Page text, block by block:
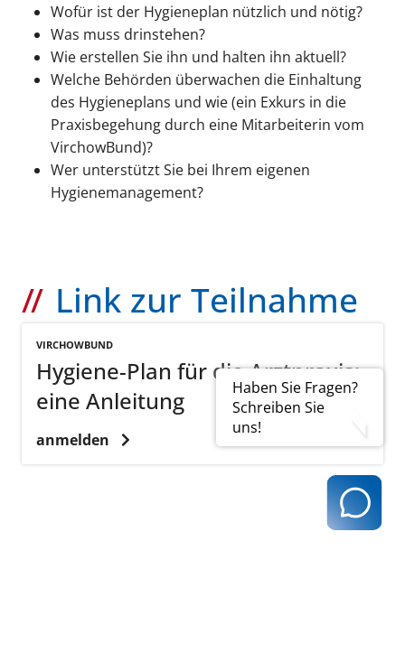
Haben Sie Fragen?
Schreiben Sie
uns!
Wofür ist der Hygieneplan nützlich und nötig?
Was muss drinstehen?
Wie erstellen Sie ihn und halten ihn aktuell?
Welche Behörden überwachen die Einhaltung
des Hygieneplans und wie (ein Exkurs in die
Praxisbegehung durch eine Mitarbeiterin vom
VirchowBund)?
Wer unterstützt Sie bei Ihrem eigenen
Hygienemanagement?
Link zur Teilnahme
VIRCHOWBUND
Hygiene-Plan für die Arztpraxis:
eine Anleitung
anmelden